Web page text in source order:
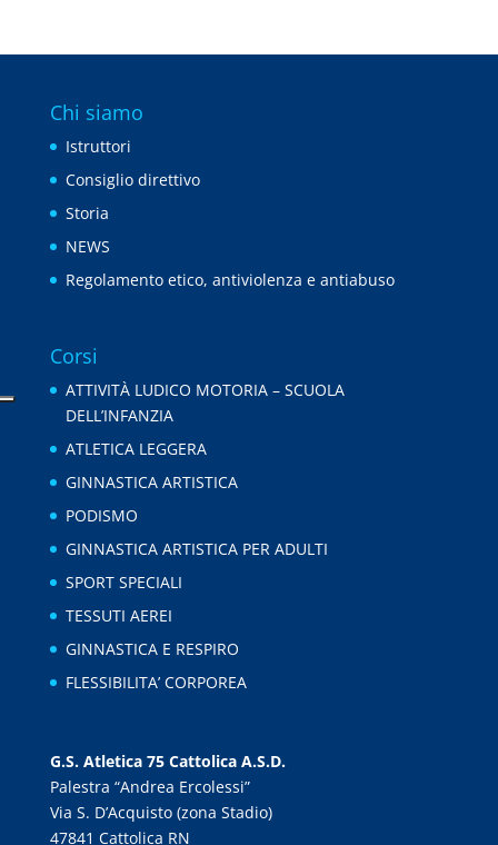
Chi siamo
Istruttori
Consiglio direttivo
Storia
NEWS
Regolamento etico, antiviolenza e antiabuso
Corsi
ATTIVITÀ LUDICO MOTORIA – SCUOLA
DELL’INFANZIA
ATLETICA LEGGERA
GINNASTICA ARTISTICA
PODISMO
GINNASTICA ARTISTICA PER ADULTI
SPORT SPECIALI
TESSUTI AEREI
GINNASTICA E RESPIRO
FLESSIBILITA’ CORPOREA
G.S. Atletica 75 Cattolica A.S.D.
Palestra “Andrea Ercolessi”
Via S. D’Acquisto (zona Stadio)
47841 Cattolica RN